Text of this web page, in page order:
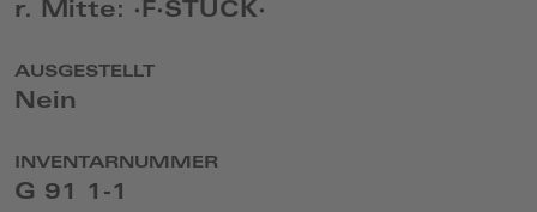
r. Mitte: ·F·STUCK·
AUSGESTELLT
Nein
INVENTARNUMMER
G 91 1-1